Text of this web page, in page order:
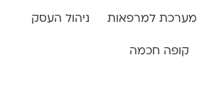
מערכת למרפאות ניהול העסק
קופה חכמה